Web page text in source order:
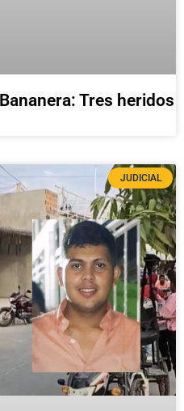
Tres heridos
JUDICIAL